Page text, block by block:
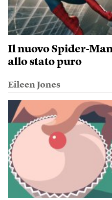
Il nuovo Spider-
allo stato puro
Eileen Jones